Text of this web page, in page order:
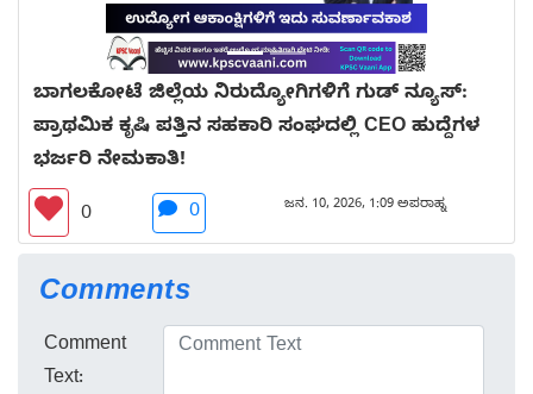
ಬಾಗಲಕೋಟೆ ಜಿಲ್ಲೆಯ ನಿರುದ್ಯೋಗಿಗಳಿಗೆ ಗುಡ್ ನ್ಯೂಸ್:
ಪ್ರಾಥಮಿಕ ಕೃಷಿ ಪತ್ತಿನ ಸಹಕಾರಿ ಸಂಘದಲ್ಲಿ CEO ಹುದ್ದೆಗಳ
ಭರ್ಜರಿ ನೇಮಕಾತಿ!
0 0 ಜನ. 10, 2026, 1:09 ಅಪರಾಹ್ನ
Comments
Comment
Text: